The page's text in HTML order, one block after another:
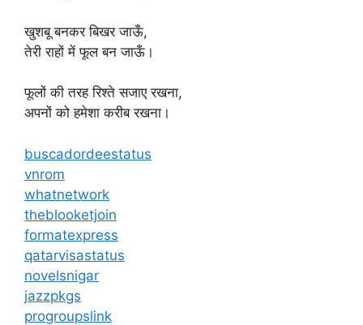
खुशबू बनकर बिखर जाऊँ,
तेरी राहों में फूल बन जाऊँ।
फूलों की तरह रिश्ते सजाए रखना,
अपनों को हमेशा करीब रखना।
buscadordeestatus
vnrom
whatnetwork
theblooketjoin
formatexpress
qatarvisastatus
novelsnigar
jazzpkgs
progroupslink